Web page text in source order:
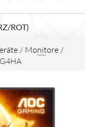
ROT)
/ Monitore /